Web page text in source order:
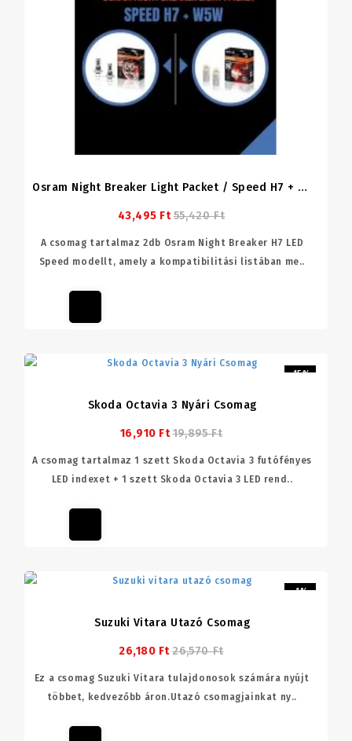
Osram Night Breaker Light Packet / Speed H7 + W5W
43,495 Ft 55,420 Ft
A csomag tartalmaz 2db Osram Night Breaker H7 LED
Speed modellt, amely a kompatibilitási listában me..
-15%
Skoda Octavia 3 Nyári Csomag
16,910 Ft 19,895 Ft
A csomag tartalmaz 1 szett Skoda Octavia 3 futófényes
LED indexet + 1 szett Skoda Octavia 3 LED rend..
-1%
Suzuki Vitara Utazó Csomag
26,180 Ft 26,570 Ft
Ez a csomag Suzuki Vitara tulajdonosok számára nyújt
többet, kedvezőbb áron.Utazó csomagjainkat ny..